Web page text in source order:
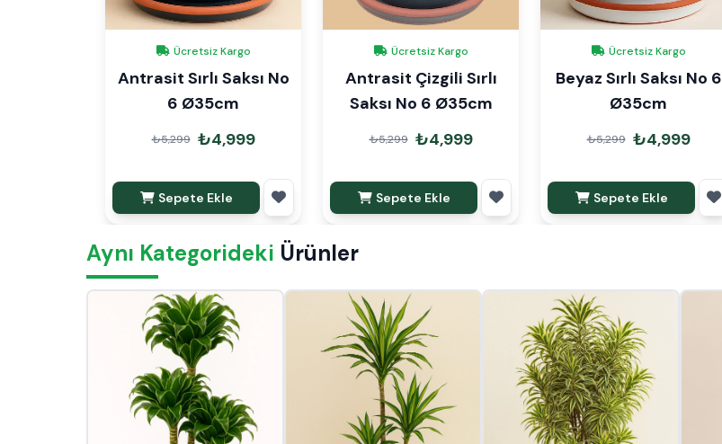
Ücretsiz Kargo
Antrasit Sırlı Saksı No
6 Ø35cm
₺5,299 ₺4,999
Sepete Ekle
Ücretsiz Kargo
Antrasit Çizgili Sırlı
Saksı No 6 Ø35cm
₺5,299 ₺4,999
Sepete Ekle
Ücretsiz Kargo
Beyaz Sırlı Saksı No 6
Ø35cm
₺5,299 ₺4,999
Sepete Ekle
Aynı Kategorideki Ürünler